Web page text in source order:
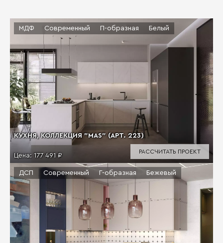
КУХНЯ, КОЛЛЕКЦИЯ "MAS" (АРТ. 223)
Цена: 177 491 ₽
МДФ Современный П-образная Белый
РАССЧИТАТЬ ПРОЕКТ
ДСП Современный Г-образная Бежевый